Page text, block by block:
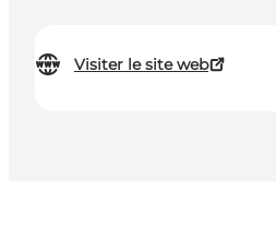
Visiter le site web